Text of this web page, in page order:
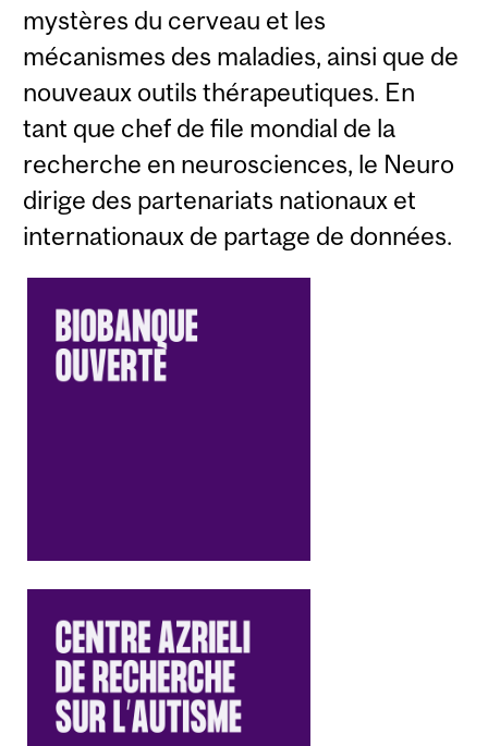
mystères du cerveau et les
mécanismes des maladies, ainsi que de
nouveaux outils thérapeutiques. En
tant que chef de file mondial de la
recherche en neurosciences, le Neuro
dirige des partenariats nationaux et
internationaux de partage de données.